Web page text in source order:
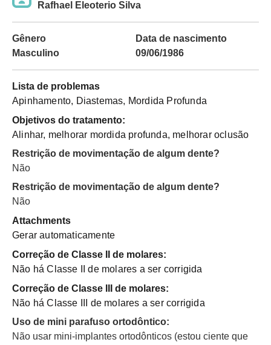
Rafhael Eleoterio Silva
Gênero
Masculino
Data de nascimento
09/06/1986
Lista de problemas
Apinhamento, Diastemas, Mordida Profunda
Objetivos do tratamento:
Alinhar, melhorar mordida profunda, melhorar oclusão
Restrição de movimentação de algum dente?
Não
Restrição de movimentação de algum dente?
Não
Attachments
Gerar automaticamente
Correção de Classe II de molares:
Não há Classe II de molares a ser corrigida
Correção de Classe III de molares:
Não há Classe III de molares a ser corrigida
Uso de mini parafuso ortodôntico:
Não usar mini-implantes ortodônticos (estou ciente que